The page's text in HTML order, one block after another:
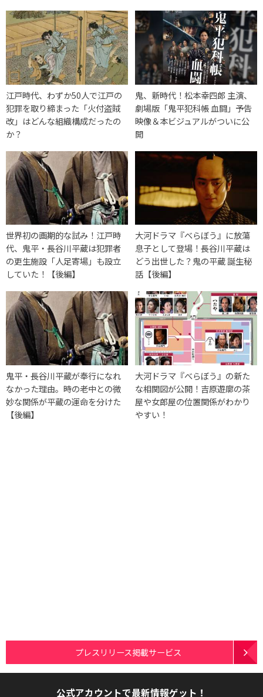
江戸時代、わずか50人で江戸の
犯罪を取り締まった「火付盗賊
改」はどんな組織構成だったの
か？
鬼、新時代！松本幸四郎 主演、
劇場版「鬼平犯科帳 血闘」予告
映像＆本ビジュアルがついに公
開
世界初の画期的な試み！江戸時
代、鬼平・長谷川平蔵は犯罪者
の更生施設「人足寄場」も設立
していた！【後編】
大河ドラマ『べらぼう』に放蕩
息子として登場！長谷川平蔵は
どう出世した？鬼の平蔵 誕生秘
話【後編】
鬼平・長谷川平蔵が奉行になれ
なかった理由。時の老中との微
妙な関係が平蔵の運命を分けた
【後編】
大河ドラマ『べらぼう』の新た
な相関図が公開！吉原遊廓の茶
屋や女郎屋の位置関係がわかり
やすい！
プレスリリース掲載サービス
公式アカウントで最新情報ゲット！